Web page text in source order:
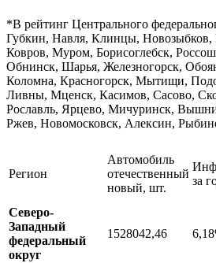
*В рейтинг Центрального
Губкин, Навля, Клинцы, Новозыбков,
Ковров, Муром, Борисоглебск,
Обнинск, Шарья, Железногорск,
Коломна, Красногорск, Мытищи,
Ливны, Мценск, Касимов, Сасово,
Рославль, Ярцево, Мичуринск,
Ржев, Новомосковск, Алексин,
Регион
Автомобиль
отечественный
новый, шт.
за
Северо-
Западный
федеральный
округ
1528042,46